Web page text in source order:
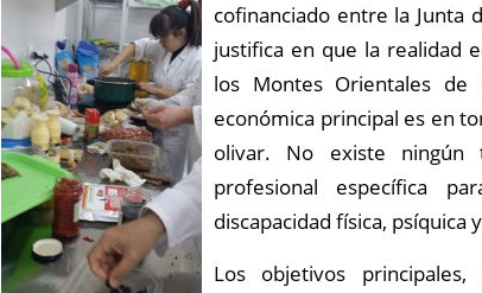
cofinanciado entre la Junta
justifica en que la realidad
los Montes Orientales de
económica principal es en
olivar. No existe ningún
profesional específica
discapacidad física, psíquica
Los objetivos